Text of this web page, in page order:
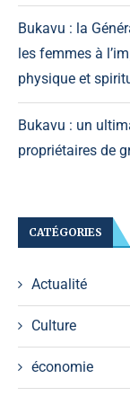
Bukavu : la
les femmes à
physique et
Bukavu : un
propriétaires de
CATÉGORIES
Actualité
Culture
économie